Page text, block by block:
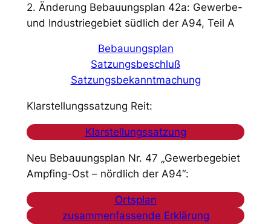
2. Änderung Bebauungsplan 42a: Gewerbe-
und Industriegebiet südlich der A94, Teil A
Bebauungsplan
Satzungsbeschluß
Satzungsbekanntmachung
Klarstellungssatzung Reit:
Klarstellungssatzung
Neu Bebauungsplan Nr. 47 „Gewerbegebiet
Ampfing-Ost – nördlich der A94“:
Ortsplan
zusammenfassende Erklärung